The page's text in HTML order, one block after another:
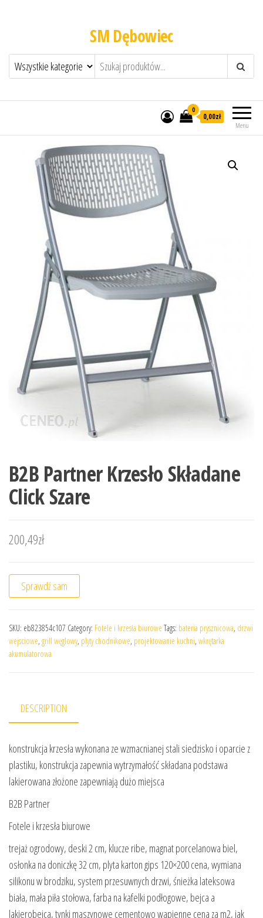
SM Dębowiec
Menu
0
0,00zł
B2B Partner Krzesło Składane
Click Szare
200,49zł
Sprawdź sam
SKU: eb823854c107 Category: Fotele i krzesła biurowe Tags: bateria prysznicowa, drzwi
wejsciowe, grill węglowy, plyty chodnikowe, projektowanie kuchni, wkrętarka
akumulatorowa
DESCRIPTION
konstrukcja krzesła wykonana ze wzmacnianej stali siedzisko i oparcie z
plastiku, konstrukcja zapewnia wytrzymałość składana podstawa
lakierowana złożone zapewniają dużo miejsca
B2B Partner
Fotele i krzesła biurowe
trejaż ogrodowy, deski 2 cm, klucze ribe, magnat porcelanowa biel,
osłonka na doniczkę 32 cm, plyta karton gips 120×200 cena, wymiana
silikonu w brodziku, system przesuwnych drzwi, śnieżka lateksowa
biała, mała piła stołowa, farba na kafelki podłogowe, bejca a
lakierobejca, tynki maszynowe cementowo wapienne cena za m2, jak